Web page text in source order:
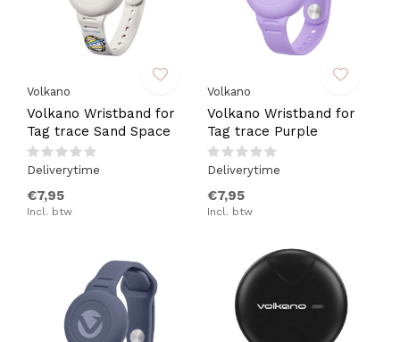
Volkano
Volkano Wristband for
Tag trace Sand Space
Deliverytime
€7,95
Incl. btw
Volkano
Volkano Wristband for
Tag trace Purple
Deliverytime
€7,95
Incl. btw